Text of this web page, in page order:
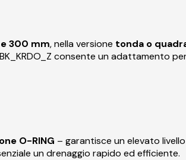
300 mm, nella versione tonda o
consente un adattamento
O-RING – garantisce un elevato
un drenaggio rapido ed efficiente.